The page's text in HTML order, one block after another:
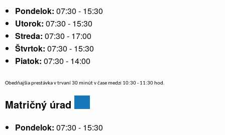
Pondelok: 07:30 - 15:30
Utorok: 07:30 - 15:30
Streda: 07:30 - 17:00
Štvrtok: 07:30 - 15:30
Piatok: 07:30 - 14:00
Obedňajšia prestávka v trvaní 30 minút v čase medzi 10:30 - 11:30 hod.
Matričný úrad
Pondelok: 07:30 - 15:30